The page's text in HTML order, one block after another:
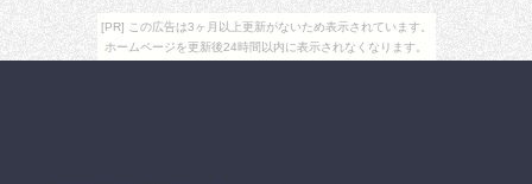
[PR] この広告は3ヶ月以上更新がないため表示されています。
ホームページを更新後24時間以内に表示されなくなります。